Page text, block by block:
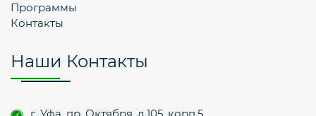
Программы
Контакты
Наши Контакты